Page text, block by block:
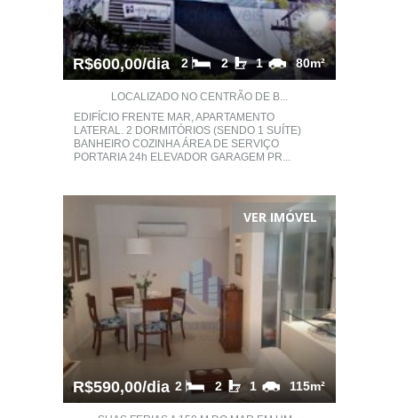
R$600,00/dia 80m²
1
2
2
LOCALIZADO NO CENTRÃO DE B...
EDIFÍCIO FRENTE MAR, APARTAMENTO
LATERAL. 2 DORMITÓRIOS (SENDO 1 SUÍTE)
BANHEIRO COZINHA ÁREA DE SERVIÇO
PORTARIA 24h ELEVADOR GARAGEM PR...
VER IMÓVEL
R$590,00/dia 115m²
1
2
2